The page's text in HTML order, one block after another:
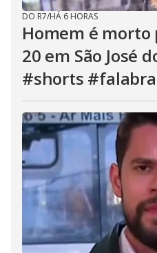
DO R7/HÁ 6 HORAS
Homem é morto
20 em São José
#shorts